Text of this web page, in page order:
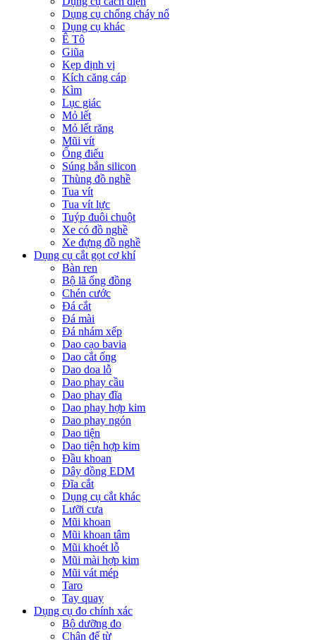
Dụng cụ chống cháy nổ
Dụng cụ khác
Ê Tô
Giũa
Kẹp định vị
Kích căng cáp
Kìm
Lục giác
Mỏ lết
Mỏ lết răng
Mũi vít
Ống điếu
Súng bắn silicon
Thùng đồ nghề
Tua vít
Tua vít lực
Tuýp đuôi chuột
Xe có đồ nghề
Xe đựng đồ nghề
Dụng cụ cắt gọt cơ khí
Bàn ren
Bộ lã ống đồng
Chén cước
Đá cắt
Đá mài
Đá nhám xếp
Dao cạo bavia
Dao cắt ống
Dao doa lỗ
Dao phay cầu
Dao phay đĩa
Dao phay hợp kim
Dao phay ngón
Dao tiện
Dao tiện hợp kim
Đầu khoan
Dây đồng EDM
Đĩa cắt
Dụng cụ cắt khác
Lưỡi cưa
Mũi khoan
Mũi khoan tâm
Mũi khoét lỗ
Mũi mài hợp kim
Mũi vát mép
Taro
Tay quay
Dụng cụ đo chính xác
Bộ dưỡng đo
Chân đế từ